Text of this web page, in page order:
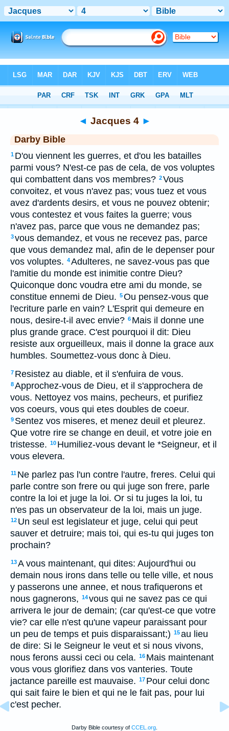
> Jacques 4
◄ Jacques 4 ►
Darby Bible
1 D'ou viennent les guerres, et d'ou les batailles
parmi vous? N'est-ce pas de cela, de vos voluptes
qui combattent dans vos membres? 2Vous
convoitez, et vous n'avez pas; vous tuez et vous
avez d'ardents desirs, et vous ne pouvez obtenir;
vous contestez et vous faites la guerre; vous
n'avez pas, parce que vous ne demandez pas;
3vous demandez, et vous ne recevez pas, parce
que vous demandez mal, afin de le depenser pour
vos voluptes. 4Adulteres, ne savez-vous pas que
l'amitie du monde est inimitie contre Dieu?
Quiconque donc voudra etre ami du monde, se
constitue ennemi de Dieu. 5Ou pensez-vous que
l'ecriture parle en vain? L'Esprit qui demeure en
nous, desire-t-il avec envie? 6 Mais il donne une
plus grande grace. C'est pourquoi il dit: Dieu
resiste aux orgueilleux, mais il donne la grace aux
humbles. Soumettez-vous donc à Dieu.
7 Resistez au diable, et il s'enfuira de vous.
8Approchez-vous de Dieu, et il s'approchera de
vous. Nettoyez vos mains, pecheurs, et purifiez
vos coeurs, vous qui etes doubles de coeur.
9 Sentez vos miseres, et menez deuil et pleurez.
Que votre rire se change en deuil, et votre joie en
tristesse. 10 Humiliez-vous devant le *Seigneur, et il
vous elevera.
11 Ne parlez pas l'un contre l'autre, freres. Celui qui
parle contre son frere ou qui juge son frere, parle
contre la loi et juge la loi. Or si tu juges la loi, tu
n'es pas un observateur de la loi, mais un juge.
12 Un seul est legislateur et juge, celui qui peut
sauver et detruire; mais toi, qui es-tu qui juges ton
prochain?
13A vous maintenant, qui dites: Aujourd'hui ou
demain nous irons dans telle ou telle ville, et nous
y passerons une annee, et nous trafiquerons et
nous gagnerons, 14vous qui ne savez pas ce qui
arrivera le jour de demain; (car qu'est-ce que votre
vie? car elle n'est qu'une vapeur paraissant pour
un peu de temps et puis disparaissant;) 15au lieu
de dire: Si le Seigneur le veut et si nous vivons,
nous ferons aussi ceci ou cela. 16 Mais maintenant
vous vous glorifiez dans vos vanteries. Toute
jactance pareille est mauvaise. 17 Pour celui donc
qui sait faire le bien et qui ne le fait pas, pour lui
c'est pecher.
Darby Bible courtesy of CCEL.org